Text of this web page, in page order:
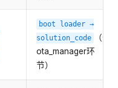
boot loader →
solution_code
（无
ota_manager环
节）